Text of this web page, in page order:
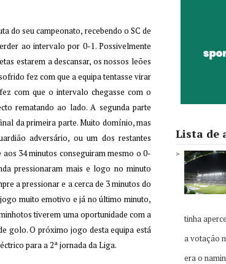
do seu campeonato, recebendo o SC de
ao intervalo por 0-1. Possivelmente
estarem a descansar, os nossos leões
fez com que a equipa tentasse virar
com que o intervalo chegasse com o
rematando ao lado. A segunda parte
da primeira parte. Muito domínio, mas
adversário, ou um dos restantes
34 minutos conseguiram mesmo o 0-
pressionaram mais e logo no minuto
a pressionar e a cerca de 3 minutos do
muito emotivo e já no último minuto,
tiverem uma oportunidade com a
golo. O próximo jogo desta equipa está
para a 2ª jornada da Liga.
Lista de
tinha
a votação
era o